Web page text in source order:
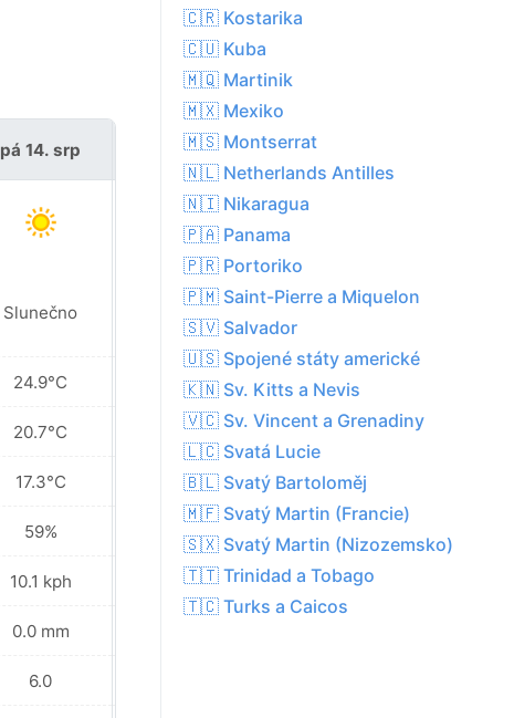
pá 14. srp
Slunečno
24.9°C
20.7°C
17.3°C
59%
10.1 kph
0.0 mm
6.0
so 15. srp
24.5°C
20.5°C
17.2°C
59%
7.9 kph
🇨🇷 Kostarika
🇨🇺 Kuba
🇲🇶 Martinik
🇲🇽 Mexiko
🇲🇸 Montserrat
🇳🇱 Netherlands Antilles
🇳🇮 Nikaragua
🇵🇦 Panama
🇵🇷 Portoriko
🇵🇲 Saint-Pierre a Miquelon
🇸🇻 Salvador
🇺🇸 Spojené státy americké
🇰🇳 Sv. Kitts a Nevis
🇻🇨 Sv. Vincent a Grenadiny
🇱🇨 Svatá Lucie
🇧🇱 Svatý Bartoloměj
🇲🇫 Svatý Martin (Francie)
🇸🇽 Svatý Martin (Nizozemsko)
🇹🇹 Trinidad a Tobago
🇹🇨 Turks a Caicos